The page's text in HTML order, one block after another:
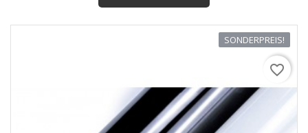
SONDERPREIS!
favorite_border